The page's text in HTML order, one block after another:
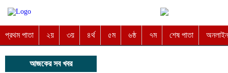
প্রথম পাতা ২য় ৩য় ৪র্থ ৫ম ৬ষ্ঠ ৭ম শেষ পাতা অনলাইন
আজকের সব খবর